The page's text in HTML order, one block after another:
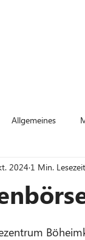
Allgemeines
2024 1 Min. Lesezeit